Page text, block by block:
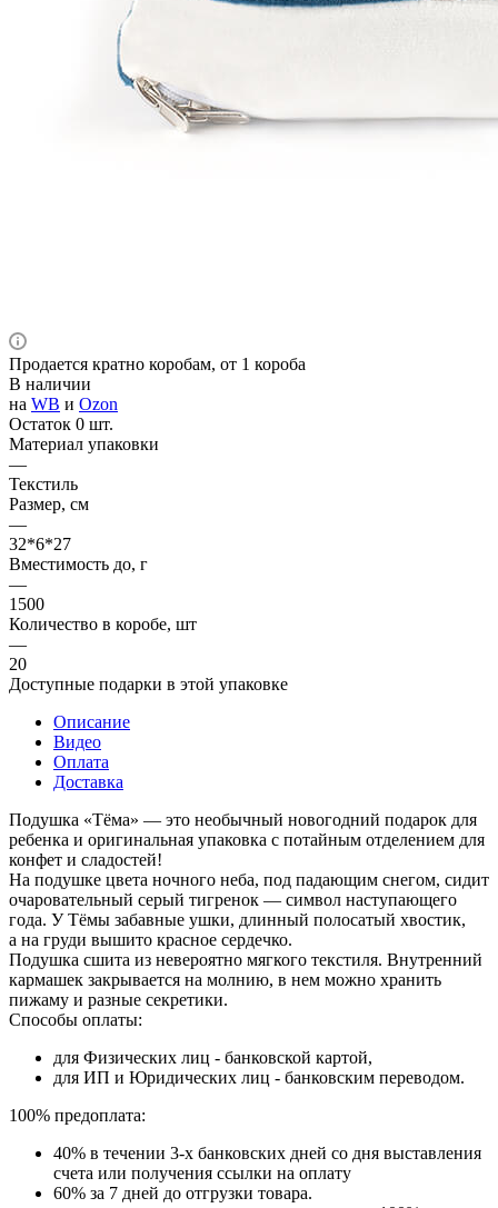
Продается кратно коробам, от 1 короба
В наличии
на WB и Ozon
Остаток 0 шт.
Материал упаковки
—
Текстиль
Размер, см
—
32*6*27
Вместимость до, г
—
1500
Количество в коробе, шт
—
20
Доступные подарки в этой упаковке
Описание
Видео
Оплата
Доставка
Подушка «Тёма» — это необычный новогодний подарок для
ребенка и оригинальная упаковка с потайным отделением для
конфет и сладостей!
На подушке цвета ночного неба, под падающим снегом, сидит
очаровательный серый тигренок — символ наступающего
года. У Тёмы забавные ушки, длинный полосатый хвостик,
а на груди вышито красное сердечко.
Подушка сшита из невероятно мягкого текстиля. Внутренний
кармашек закрывается на молнию, в нем можно хранить
пижаму и разные секретики.
Способы оплаты:
для Физических лиц - банковской картой,
для ИП и Юридических лиц - банковским переводом.
100% предоплата:
40% в течении 3-х банковских дней со дня выставления
счета или получения ссылки на оплату
60% за 7 дней до отгрузки товара.